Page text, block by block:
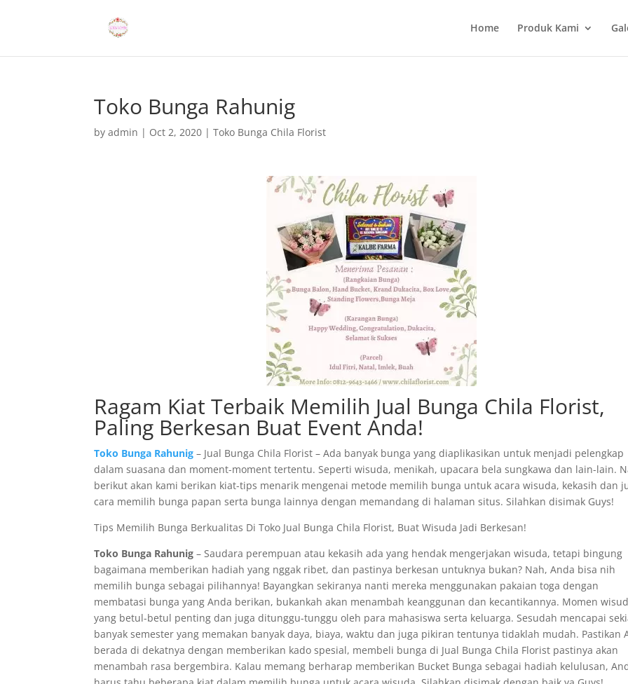
Home Produk Kami
Toko Bunga Rahunig
byadmin | Oct 2, 2020 |Toko Bunga Chila Florist
Ragam Kiat Terbaik Memilih Jual Bunga Chila Florist,
Paling Berkesan Buat Event Anda!
Toko Bunga Rahunig – Jual Bunga Chila Florist – Ada banyak bunga yang diaplikasikan untuk menjadi pelengkap
dalam suasana dan moment-moment tertentu. Seperti wisuda, menikah, upacara bela sungkawa dan lain-lain.
berikut akan kami berikan kiat-tips menarik mengenai metode memilih bunga untuk acara wisuda, kekasih dan
cara memilih bunga papan serta bunga lainnya dengan memandang di halaman situs. Silahkan disimak Guys!
Tips Memilih Bunga Berkualitas Di Toko Jual Bunga Chila Florist, Buat Wisuda Jadi Berkesan!
Toko Bunga Rahunig – Saudara perempuan atau kekasih ada yang hendak mengerjakan wisuda, tetapi bingung
bagaimana memberikan hadiah yang nggak ribet, dan pastinya berkesan untuknya bukan? Nah, Anda bisa nih
memilih bunga sebagai pilihannya! Bayangkan sekiranya nanti mereka menggunakan pakaian toga dengan
membatasi bunga yang Anda berikan, bukankah akan menambah keanggunan dan kecantikannya. Momen
yang betul-betul penting dan juga ditunggu-tunggu oleh para mahasiswa serta keluarga. Sesudah mencapai
banyak semester yang memakan banyak daya, biaya, waktu dan juga pikiran tentunya tidaklah mudah. Pastikan
berada di dekatnya dengan memberikan kado spesial, membeli bunga di Jual Bunga Chila Florist pastinya akan
menambah rasa bergembira. Kalau memang berharap memberikan Bucket Bunga sebagai hadiah kelulusan,